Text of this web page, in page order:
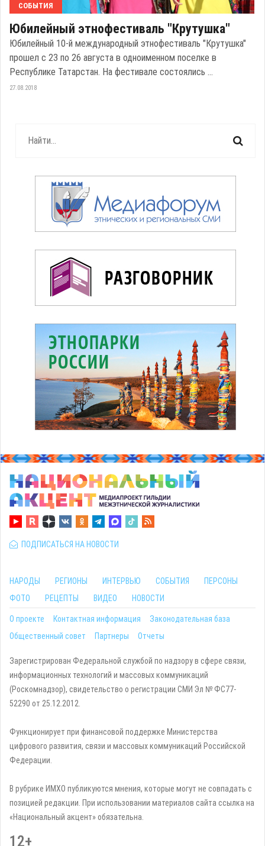
СОБЫТИЯ
Юбилейный этнофестиваль "Крутушка"
Юбилейный 10-й международный этнофестиваль "Крутушка"
прошел с 23 по 26 августа в одноименном поселке в
Республике Татарстан. На фестивале состоялись ...
27.08.2018
ПОДПИСАТЬСЯ НА НОВОСТИ
НАРОДЫ РЕГИОНЫ ИНТЕРВЬЮ СОБЫТИЯ
ПЕРСОНЫ
ФОТО
РЕЦЕПТЫ ВИДЕО НОВОСТИ
О проекте Контактная информация
Законодательная база
Общественный совет
Партнеры Отчеты
Зарегистрирован Федеральной службой по надзору в сфере связи,
информационных технологий и массовых коммуникаций
(Роскомнадзор), свидетельство о регистрации СМИ Эл № ФС77-
52290 от 25.12.2012.
Функционирует при финансовой поддержке Министерства
цифрового развития, связи и массовых коммуникаций Российской
Федерации.
В рубрике ИМХО публикуются мнения, которые могут не совпадать с
позицией редакции. При использовании материалов сайта ссылка на
«Национальный акцент» обязательна.
12+